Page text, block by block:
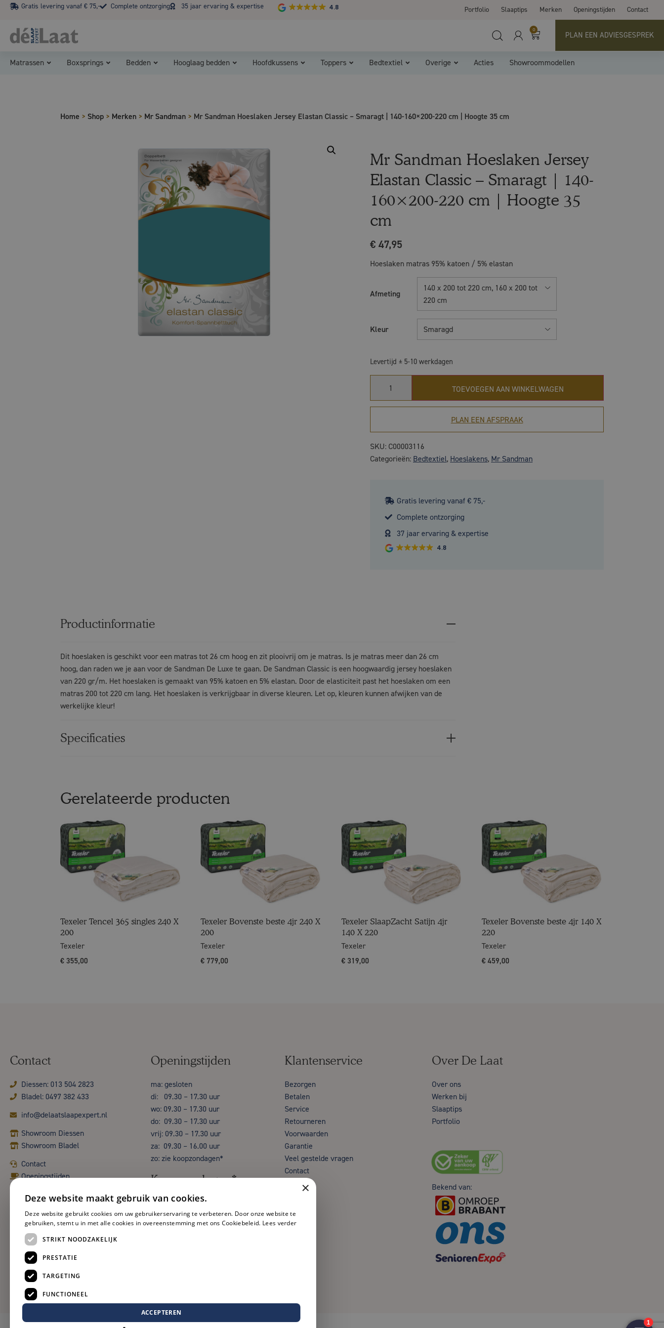
Gratis levering vanaf € 75,- Complete ontzorging 35 jaar ervaring & expertise 4.8 Portfolio Slaaptips Merken Openingstijden Contact
Koopzondag 29 maart in Bladel van 13.00 - 17.00
0
PLAN EEN ADVIESGESPREK
Matrassen Boxsprings Bedden Hooglaag bedden Hoofdkussens Toppers Bedtextiel Overige Acties Showroommodellen
Home > Shop > Merken > Mr Sandman > Mr Sandman Hoeslaken Jersey Elastan Classic – Smaragt | 140-160×200-220 cm | Hoogte 35 cm
Mr Sandman Hoeslaken Jersey
Elastan Classic – Smaragt | 140-
160×200-220 cm | Hoogte 35
cm
€ 47,95
Hoeslaken matras 95% katoen / 5% elastan
Afmeting
140 x 200 tot 220 cm, 160 x 200 tot
220 cm
Kleur Smaragd
Levertijd ± 5-10 werkdagen
TOEVOEGEN AAN WINKELWAGEN
PLAN EEN AFSPRAAK
SKU: C00003116
Categorieën: Bedtextiel, Hoeslakens, Mr Sandman
Gratis levering vanaf € 75,-
Complete ontzorging
37 jaar ervaring & expertise
4.8
Productinformatie
Dit hoeslaken is geschikt voor een matras tot 26 cm hoog en zit plooivrij om je matras. Is je matras meer dan 26 cm
hoog, dan raden we je aan voor de Sandman De Luxe te gaan. De Sandman Classic is een hoogwaardig jersey hoeslaken
van 220 gr/m. Het hoeslaken is gemaakt van 95% katoen en 5% elastan. Door de elasticiteit past het hoeslaken om een
matras 200 tot 220 cm lang. Het hoeslaken is verkrijgbaar in diverse kleuren. Let op, kleuren kunnen afwijken van de
werkelijke kleur!
Specificaties
Gerelateerde producten
Texeler Tencel 365 singles 240 X
200
Texeler
€ 355,00
Texeler Bovenste beste 4jr 240 X
200
Texeler
€ 779,00
Texeler SlaapZacht Satijn 4jr
140 X 220
Texeler
€319,00
Texeler Bovenste beste 4jr 140 X
220
Texeler
€ 459,00
Contact
Diessen: 013 504 2823
Bladel: 0497 382 433
info@delaatslaapexpert.nl
Showroom Diessen
Showroom Bladel
Contact
Openingstijden
Openingstijden
ma: gesloten
di: 09.30 – 17.30 uur
wo: 09.30 – 17.30 uur
do: 09.30 – 17.30 uur
vrij: 09.30 – 17.30 uur
za: 09.30 – 16.00 uur
zo: zie koopzondagen*
Koopzondagen*
Klantenservice
Bezorgen
Betalen
Service
Retourneren
Voorwaarden
Garantie
Veel gestelde vragen
Contact
Over De Laat
Over ons
Werken bij
Slaaptips
Portfolio
Bekend van:
×
Deze website maakt gebruik van cookies.
Deze website gebruikt cookies om uw gebruikerservaring te verbeteren. Door onze website te
gebruiken, stemt u in met alle cookies in overeenstemming met ons Cookiebeleid. Lees verder
STRIKT NOODZAKELIJK
PRESTATIE
TARGETING
FUNCTIONEEL
ACCEPTEREN